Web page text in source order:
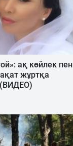
ақ көйлек пен
жұртқа